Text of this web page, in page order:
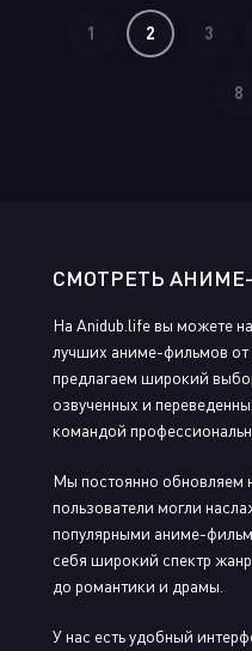
1 2 3
8
СМОТРЕТЬ
На Anidub.life вы можете
лучших аниме-фильмов
предлагаем широкий
озвученных и
командой
Мы постоянно обновляем
пользователи могли
популярными аниме-
себя широкий спектр
до романтики и драмы.
У нас есть удобный